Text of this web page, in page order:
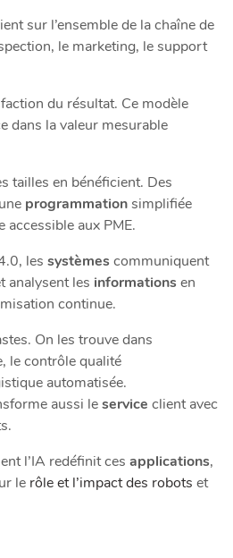
sur l’ensemble de la chaîne de
le marketing, le support
du résultat. Ce modèle
dans la valeur mesurable
tailles en bénéficient. Des
programmationsimplifiée
accessible aux PME.
les systèmescommuniquent
analysent les informationsen
continue.
On les trouve dans
le contrôle qualité
automatisée.
aussi leservice client avec
l’IA redéfinit ces applications,
le rôle et l’impact des robots et